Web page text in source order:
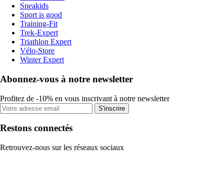
Sneakids
Sport is good
Training-Fit
Trek-Expert
Triathlon Expert
Vélo-Store
Winter Expert
Abonnez-vous à notre newsletter
Profitez de -10% en vous inscrivant à notre newsletter
S'inscrire
Restons connectés
Retrouvez-nous sur les réseaux sociaux